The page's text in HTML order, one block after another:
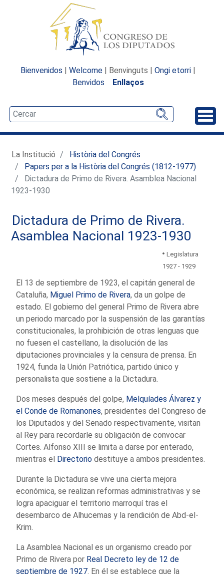
Bienvenidos | Welcome | Benvinguts | Ongi etorri |
Benvidos
Enllaços
La Institució
Història del Congrés
Papers per a la Història del Congrés (1812-1977)
Dictadura de Primo de Rivera. Asamblea Nacional
1923-1930
Dictadura de Primo de Rivera.
Asamblea Nacional 1923-1930
Legislatura
1927 - 1929
El 13 de septiembre de 1923, el capitán general de
Cataluña, Miguel Primo de Rivera, da un golpe de
estado. El gobierno del general Primo de Rivera abre
un periodo marcado por la suspensión de las garantías
constitucionales, la prohibición de otras lenguas que
no fuesen el castellano, la disolución de las
diputaciones provinciales y la censura de prensa. En
1924, funda la Unión Patriótica, partido único y
personalista que sostiene a la Dictadura.
Dos meses después del golpe, Melquíades Álvarez y
el Conde de Romanones, presidentes del Congreso de
los Diputados y del Senado respectivamente, visitan
al Rey para recordarle su obligación de convocar
Cortes. Alfonso XIII se limita a darse por enterado,
mientras el Directorio destituye a ambos presidentes.
Durante la Dictadura se vive una cierta mejora
económica, se realizan reformas administrativas y se
logra apaciguar el territorio marroquí tras el
desembarco de Alhucemas y la rendición de Abd-el-
Krim.
La Asamblea Nacional es un organismo creado por
Primo de Rivera por Real Decreto ley de 12 de
septiembre de 1927 . En él se establece que la